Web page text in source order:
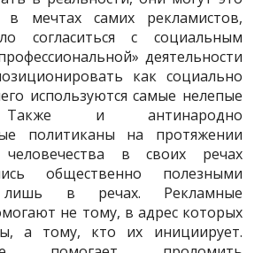
в мечтах самих рекламистов,
согласиться с социальным
деятельности
как социально
используются самые нелепые
Также и антинародно
политиканы на протяжении
в своих речах
об­щественно полезными
в речах. Рекламные
не тому, в адрес которых
а тому, кто их инициирует.